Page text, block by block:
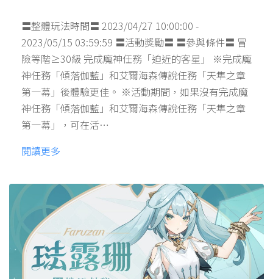
〓整體玩法時間〓 2023/04/27 10:00:00 -
2023/05/15 03:59:59 〓活動獎勵〓 〓參與條件〓 冒
險等階≥30級 完成魔神任務「迫近的客星」 ※完成魔
神任務「傾落伽藍」和艾爾海森傳說任務「天隼之章
第一幕」後體驗更佳。 ※活動期間，如果沒有完成魔
神任務「傾落伽藍」和艾爾海森傳說任務「天隼之章
第一幕」，可在活…
閱讀更多